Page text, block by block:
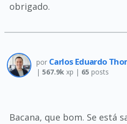
obrigado.
por Carlos Eduardo
| 567.9kxp | 65 posts
Bacana, que bom. Se está